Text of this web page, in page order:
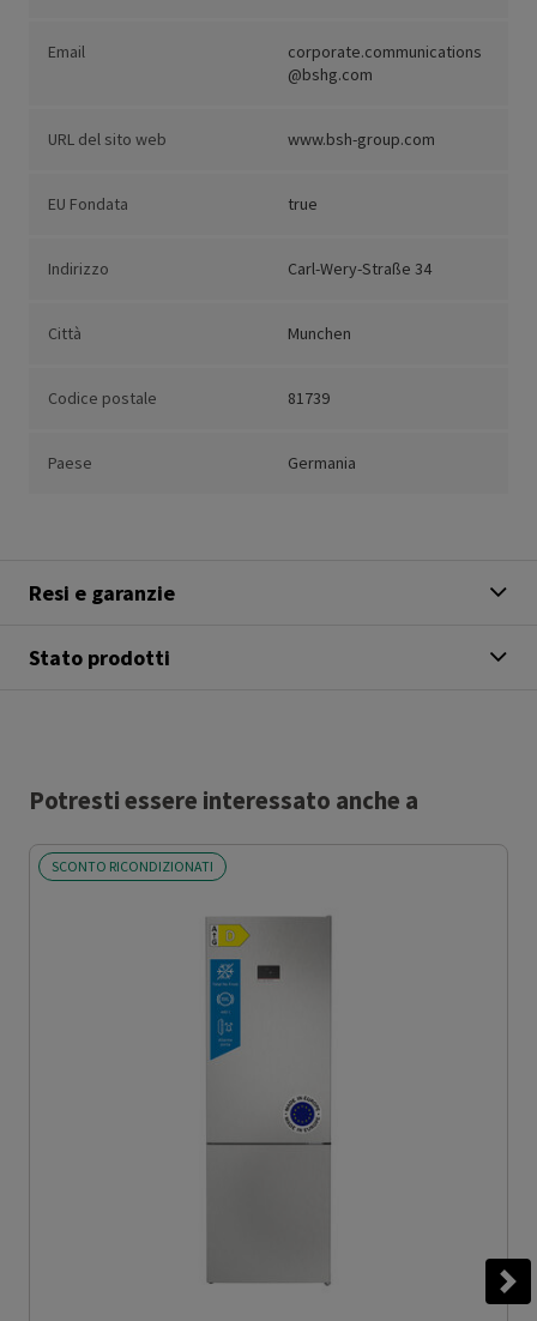
Email
corporate.communications
@bshg.com
URL del sito web www.bsh-group.com
EU Fondata true
Indirizzo Carl-Wery-Straße 34
Città Munchen
Codice postale 81739
Paese Germania
Resi e garanzie
Stato prodotti
Potresti essere interessato anche a
SCONTO RICONDIZIONATI